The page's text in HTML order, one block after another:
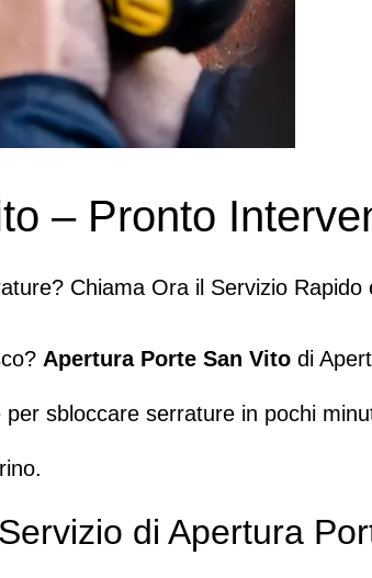
– Pronto
Chiama Orail Servizio Rapido
Apertura Porte San Vito di
sbloccare serrature in pochi
di Apertura